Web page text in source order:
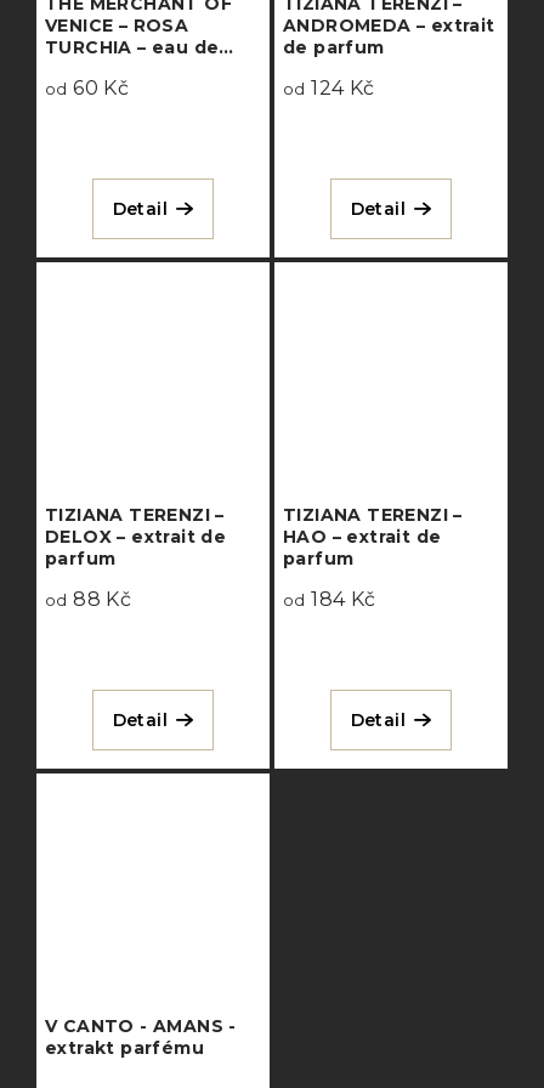
VENICE – ROSA
TURCHIA – eau de
od 60 Kč
Detail
ANDROMEDA – extrait
de parfum
od 124 Kč
Detail
TIZIANA TERENZI –
DELOX – extrait de
parfum
od 88 Kč
Detail
TIZIANA TERENZI –
HAO – extrait de
parfum
od 184 Kč
Detail
V CANTO - AMANS -
extrakt parfému